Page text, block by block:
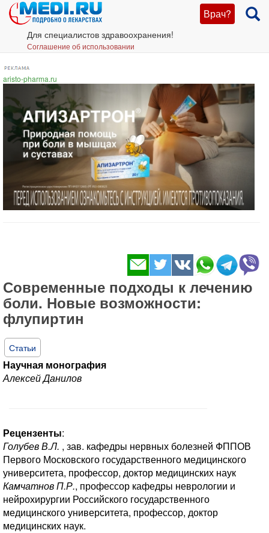
Врач?
Для специалистов здравоохранения!
Соглашение об использовании
aristo-pharma.ru
Современные подходы к лечению
боли. Новые возможности:
флупиртин
Статьи
Научная монография
Алексей Данилов
Рецензенты:
Голубев В.Л. , зав. кафедры нервных болезней ФППОВ
Первого Московского государственного медицинского
университета, профессор, доктор медицинских наук
Камчатнов П.Р., профессор кафедры неврологии и
нейрохирургии Российского государственного
медицинского университета, профессор, доктор
медицинских наук.